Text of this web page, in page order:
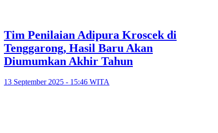
Tim Penilaian Adipura Kroscek di
Tenggarong, Hasil Baru Akan
Diumumkan Akhir Tahun
13 September 2025 - 15:46 WITA